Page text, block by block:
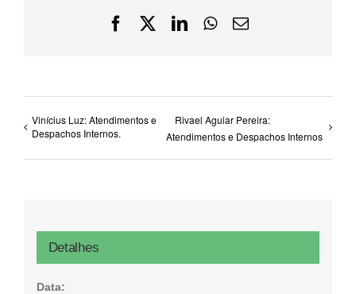
Facebook
X LinkedInWhatsApp
E-
Vinícius Luz: Atendimentos e
Despachos Internos.
Rivael Aguiar Pereira:
Atendimentos e Despachos Internos
Detalhes
Data: